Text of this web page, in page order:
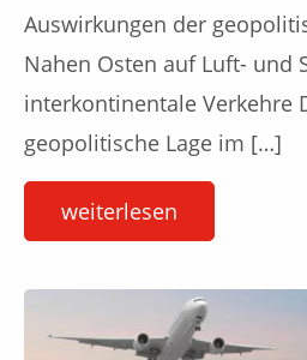
Auswirkungen der
Nahen Osten auf Luft- und
interkontinentale Verkehre
geopolitische Lage im […]
weiterlesen